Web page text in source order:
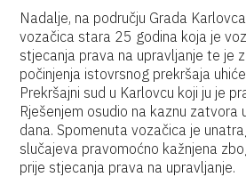
Nadalje, na području Grada
vozačica stara 25 godina koja je
stjecanja prava na upravljanje te je
počinjenja istovrsnog prekršaja
Prekršajni sud u Karlovcu koji ju je
Rješenjem osudio na kaznu zatvora
dana. Spomenuta vozačica je
slučajeva pravomoćno kažnjena
prije stjecanja prava na upravljanje.